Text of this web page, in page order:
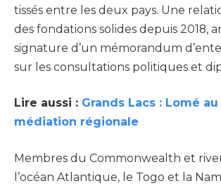
tissés entre les deux pays. Une
des fondations solides depuis 2018,
signature d’un mémorandum
sur les consultations politiques et
Lire aussi : Grands Lacs : Lomé
médiation régionale
Membres du Commonwealth et
l’océan Atlantique, le Togo et la